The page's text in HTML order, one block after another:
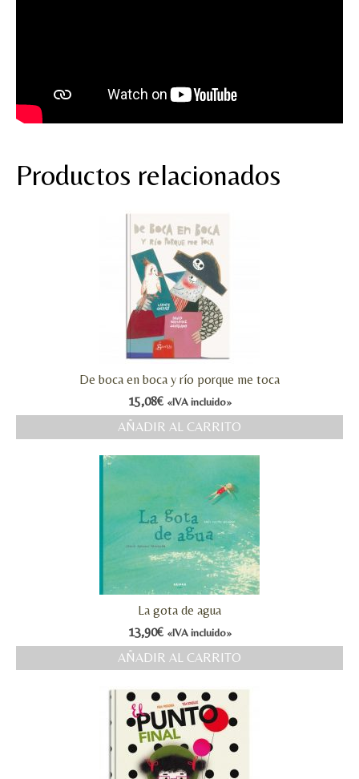
Productos relacionados
De boca en boca y río porque me toca
15,08€ «IVA incluido»
AÑADIR AL CARRITO
La gota de agua
13,90€ «IVA incluido»
AÑADIR AL CARRITO